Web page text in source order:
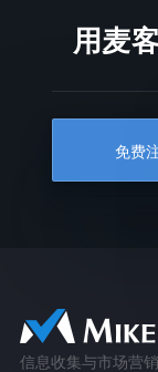
用麦
免费
信息收集与市场营